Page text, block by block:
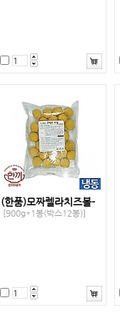
(한품)모짜렐라치즈볼-
[900g*1봉(박스12봉)]